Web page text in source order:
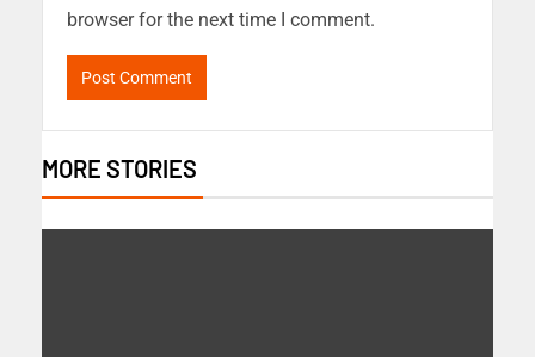
browser for the next time I comment.
MORE STORIES